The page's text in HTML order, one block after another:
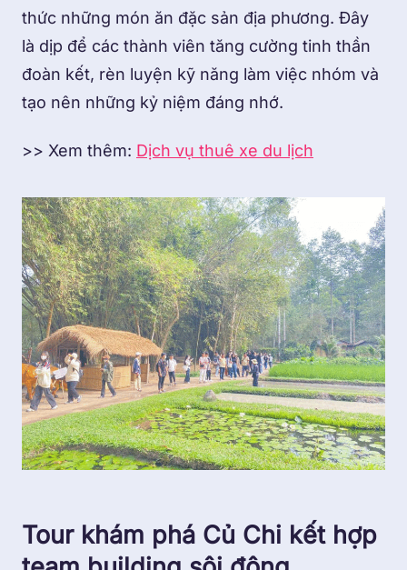
thức những món ăn đặc sản địa phương. Đây
là dịp để các thành viên tăng cường tinh thần
đoàn kết, rèn luyện kỹ năng làm việc nhóm và
tạo nên những kỷ niệm đáng nhớ.
>> Xem thêm: Dịch vụ thuê xe du lịch
Tour khám phá Củ Chi kết hợp